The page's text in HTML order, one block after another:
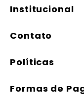
Institucional
Contato
Políticas
Formas de